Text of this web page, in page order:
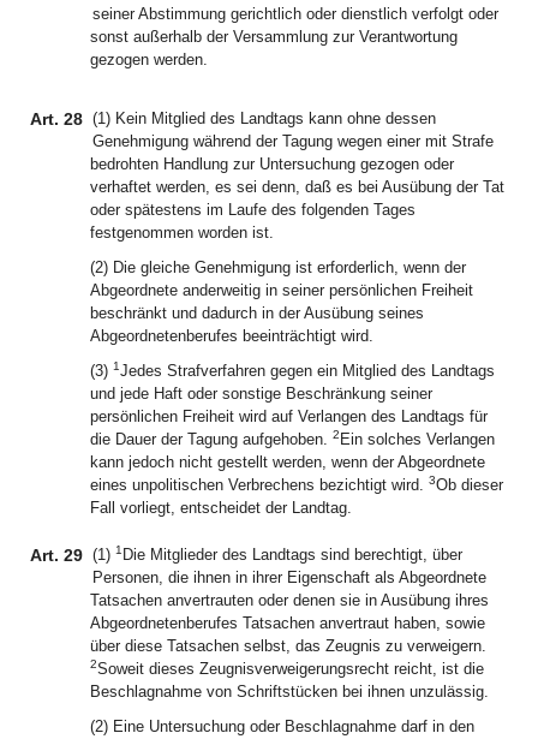
seiner Abstimmung gerichtlich oder dienstlich verfolgt oder
sonst außerhalb der Versammlung zur Verantwortung
gezogen werden.
Art. 28 (1) Kein Mitglied des Landtags kann ohne dessen
Genehmigung während der Tagung wegen einer mit Strafe
bedrohten Handlung zur Untersuchung gezogen oder
verhaftet werden, es sei denn, daß es bei Ausübung der Tat
oder spätestens im Laufe des folgenden Tages
festgenommen worden ist.
(2) Die gleiche Genehmigung ist erforderlich, wenn der
Abgeordnete anderweitig in seiner persönlichen Freiheit
beschränkt und dadurch in der Ausübung seines
Abgeordnetenberufes beeinträchtigt wird.
(3) 1Jedes Strafverfahren gegen ein Mitglied des Landtags
und jede Haft oder sonstige Beschränkung seiner
persönlichen Freiheit wird auf Verlangen des Landtags für
die Dauer der Tagung aufgehoben. 2 Ein solches Verlangen
kann jedoch nicht gestellt werden, wenn der Abgeordnete
eines unpolitischen Verbrechens bezichtigt wird. 3Ob dieser
Fall vorliegt, entscheidet der Landtag.
Art. 29 (1) 1 Die Mitglieder des Landtags sind berechtigt, über
Personen, die ihnen in ihrer Eigenschaft als Abgeordnete
Tatsachen anvertrauten oder denen sie in Ausübung ihres
Abgeordnetenberufes Tatsachen anvertraut haben, sowie
über diese Tatsachen selbst, das Zeugnis zu verweigern.
2Soweit dieses Zeugnisverweigerungsrecht reicht, ist die
Beschlagnahme von Schriftstücken bei ihnen unzulässig.
(2) Eine Untersuchung oder Beschlagnahme darf in den